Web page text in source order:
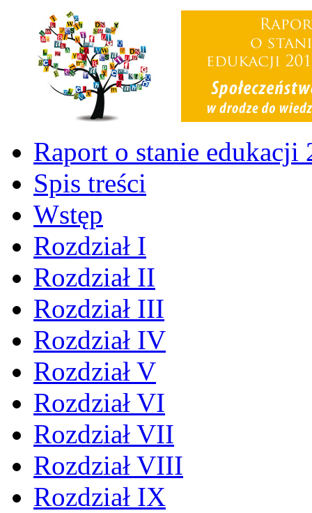
Raport o stanie edukacji
Spis treści
Wstęp
Rozdział I
Rozdział II
Rozdział III
Rozdział IV
Rozdział V
Rozdział VI
Rozdział VII
Rozdział VIII
Rozdział IX